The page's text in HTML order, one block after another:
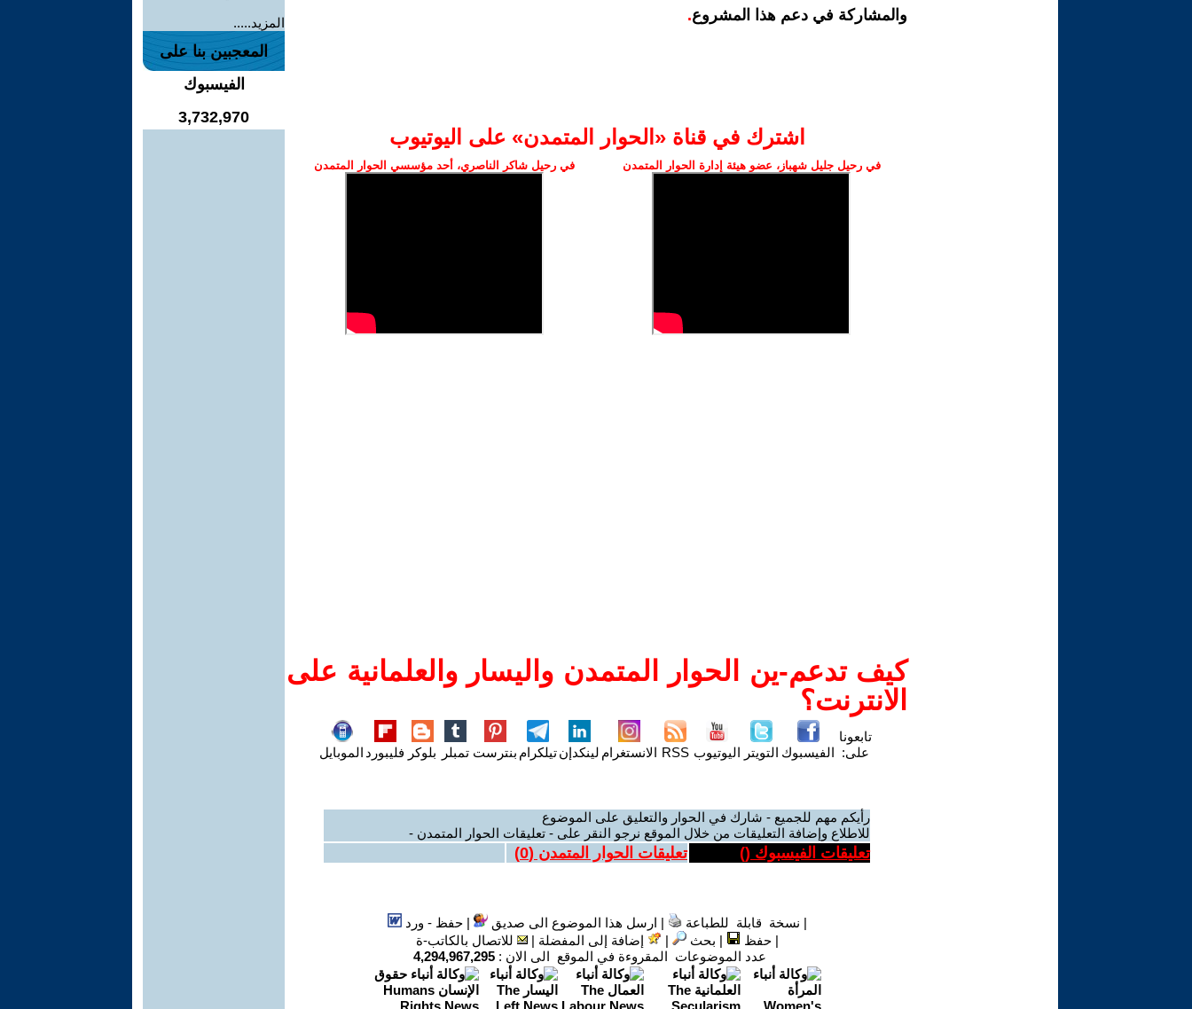
والمشاركة في دعم هذا المشروع.
اشترك في قناة ‫«الحوار المتمدن» على اليوتيوب
في رحيل جليل شهباز، عضو هيئة إدارة الحوار المتمدن في رحيل شاكر الناصري، أحد مؤسسي الحوار المتمدن
كيف تدعم-ين الحوار المتمدن واليسار والعلمانية على
الانترنت؟
تابعونا
على: الفيسبوك التويتر اليوتيوب RSS الانستغرام لينكدإنتيلكرام بنترست تمبلر بلوكر فليبورد الموبايل
رأيكم مهم للجميع - شارك في الحوار والتعليق على الموضوع
للاطلاع وإضافة التعليقات من خلال الموقع نرجو النقر على - تعليقات الحوار المتمدن -
تعليقات الفيسبوك () تعليقات الحوار المتمدن (0
)
| نسخة قابلة للطباعة | ارسل هذا الموضوع الى صديق |حفظ - ورد
|حفظ | بحث | إضافة إلى المفضلة |
للاتصال بالكاتب-ة
عدد الموضوعات المقروءة في الموقع الى الان : 4,294,967,295
المزيد.....
المعجبين بنا على
الفيسبوك
3,732,970